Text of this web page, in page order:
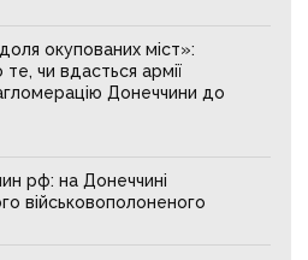
окупованих міст»:
чи вдасться армії
Донеччини до
рф: на Донеччині
військовополоненого